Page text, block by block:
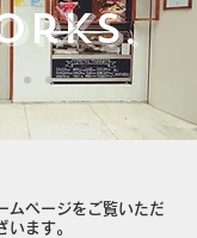
ムページをご覧いただ
います。